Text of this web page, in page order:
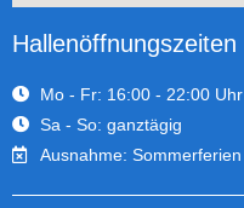
Hallenöffnungszeiten
Mo - Fr: 16:00 - 22:00 Uhr
Sa - So: ganztägig
Ausnahme: Sommerferien